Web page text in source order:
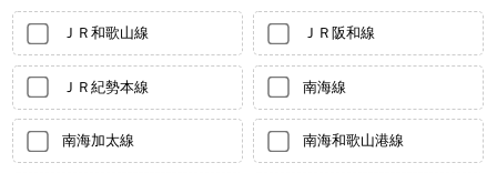
ＪＲ和歌山線 ＪＲ阪和線
ＪＲ紀勢本線 南海線
南海加太線 南海和歌山港線